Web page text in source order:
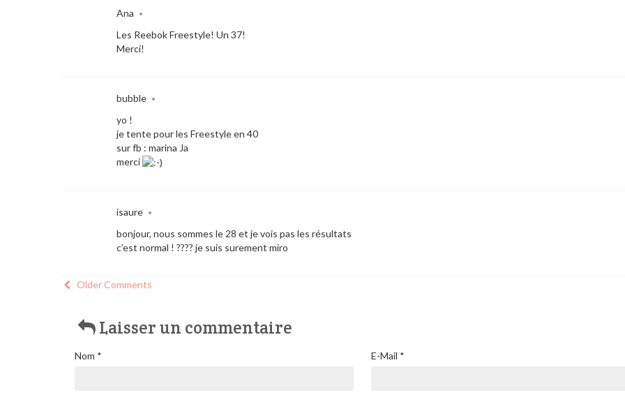
Ana •
Les Reebok Freestyle! Un 37!
Merci!
bubble •
yo !
je tente pour les Freestyle en 40
sur fb : marina Ja
merci
isaure •
bonjour, nous sommes le 28 et je vois pas les résultats
c’est normal ! ???? je suis surement miro
Older Comments
Laisser un commentaire
Nom * E-Mail *